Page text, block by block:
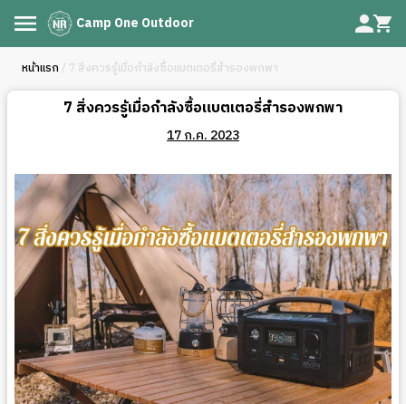
Camp One Outdoor
หน้าแรก / 7 สิ่งควรรู้เมื่อกำลังซื้อแบตเตอรี่สำรองพกพา
7 สิ่งควรรู้เมื่อกำลังซื้อแบตเตอรี่สำรองพกพา
17 ก.ค. 2023